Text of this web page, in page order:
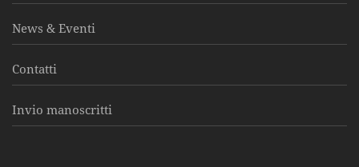
News & Eventi
Contatti
Invio manoscritti